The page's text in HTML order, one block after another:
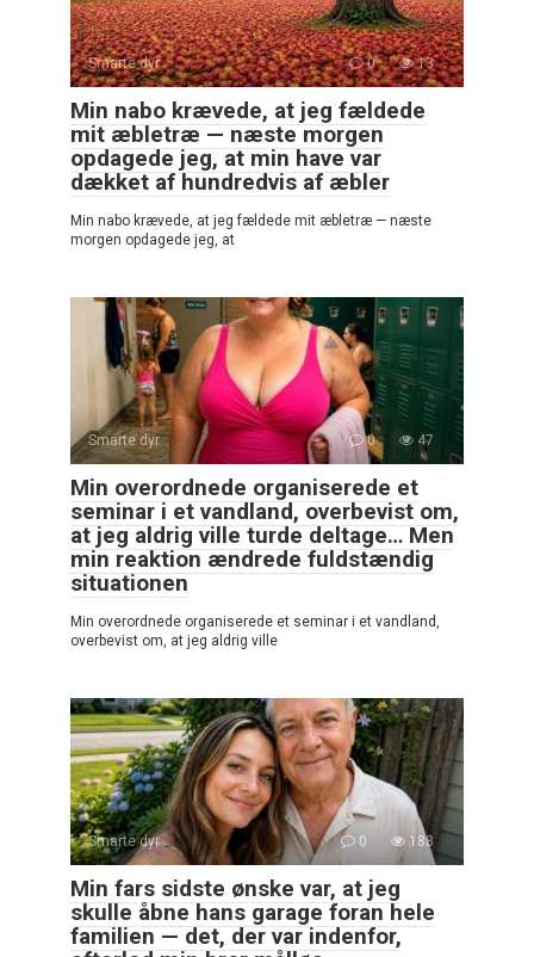
Smarte dyr 0 13
Min nabo krævede, at jeg fældede
mit æbletræ — næste morgen
opdagede jeg, at min have var
dækket af hundredvis af æbler
Min nabo krævede, at jeg fældede mit æbletræ — næste
morgen opdagede jeg, at
Smarte dyr 0 47
Min overordnede organiserede et
seminar i et vandland, overbevist om,
at jeg aldrig ville turde deltage… Men
min reaktion ændrede fuldstændig
situationen
Min overordnede organiserede et seminar i et vandland,
overbevist om, at jeg aldrig ville
Smarte dyr 0 188
Min fars sidste ønske var, at jeg
skulle åbne hans garage foran hele
familien — det, der var indenfor,